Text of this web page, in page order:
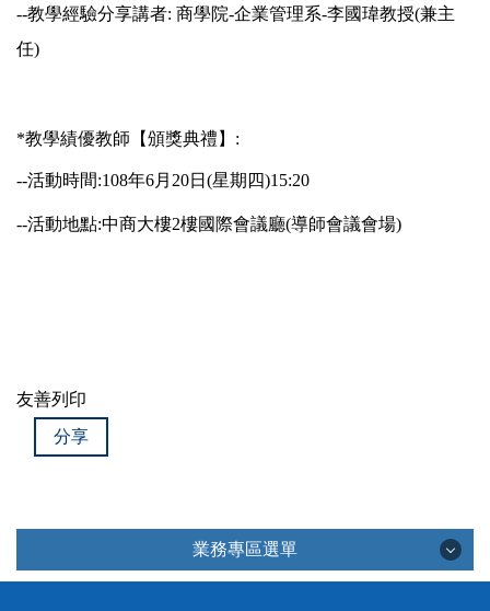
--教學經驗分享講者: 商學院-企業管理系-李國瑋教授(兼主
任)
*教學績優教師【頒獎典禮】:
--活動時間:108年6月20日(星期四)15:20
--活動地點:中商大樓2樓國際會議廳(導師會議會場)
友善列印
分享
業務專區選單